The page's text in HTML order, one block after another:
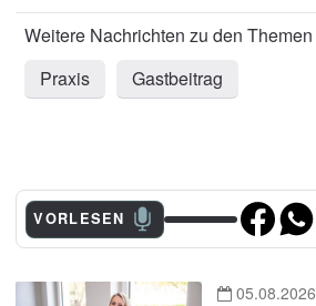
Praxis Gastbeitrag
VORLESEN
05.08.2026